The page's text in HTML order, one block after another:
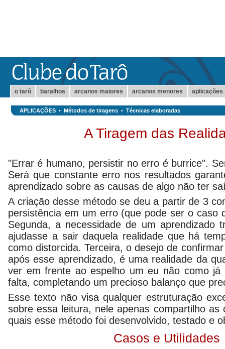
o tarô baralhos arcanos maiores arcanos menores aplicações
APLICAÇÕES • Métodos de tiragens • Técnicas elaboradas
A Tiragem das
"Errar é humano, persistir no erro é burrice".
Será que constante erro nos resultados
aprendizado sobre as causas de algo não ter
A criação desse método se deu a partir de 3
persistência em um erro (que pode ser o caso
Segunda, a necessidade de um aprendizado
ajudasse a sair daquela realidade que há
como distorcida. Terceira, o desejo de
após esse aprendizado, é uma realidade da
ver em frente ao espelho um eu não como
falta, completando um precioso balanço que
Esse texto não visa qualquer estruturação
sobre essa leitura, nele apenas compartilho as
quais esse método foi desenvolvido, testado e
Casos e Utilidades